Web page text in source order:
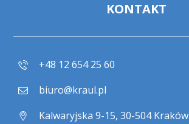
KONTAKT
+48 12 654 25 60
biuro@kraul.pl
Kalwaryjska 9-15, 30-504 Kraków